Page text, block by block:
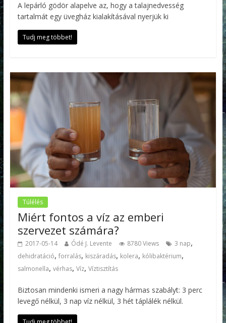
A lepárló gödör alapelve az, hogy a talajnedvesség
tartalmát egy üvegház kialakításával nyerjük ki
Tudj meg többet!
Túlélés
Miért fontos a víz az emberi
szervezet számára?
2017-05-14 Ódé J. Levente 8780 Views 3 nap,
dehidratáció, forralás, kiszáradás, kolera, kólibaktérium,
salmonella, vérhas, Víz, Víztisztítás
Biztosan mindenki ismeri a nagy hármas szabályt: 3 perc
levegő nélkül, 3 nap víz nélkül, 3 hét táplálék nélkül.